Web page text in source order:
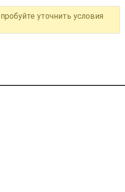
уточнить условия